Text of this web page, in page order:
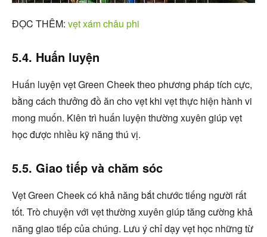
ĐỌC THÊM: vẹt xám châu phi
5.4. Huấn luyện
Huấn luyện vẹt Green Cheek theo phương pháp tích cực,
bằng cách thưởng đồ ăn cho vẹt khi vẹt thực hiện hành vi
mong muốn. Kiên trì huấn luyện thường xuyên giúp vẹt
học được nhiều kỹ năng thú vị.
5.5. Giao tiếp và chăm sóc
Vẹt Green Cheek có khả năng bắt chước tiếng người rất
tốt. Trò chuyện với vẹt thường xuyên giúp tăng cường khả
năng giao tiếp của chúng. Lưu ý chỉ dạy vẹt học những từ